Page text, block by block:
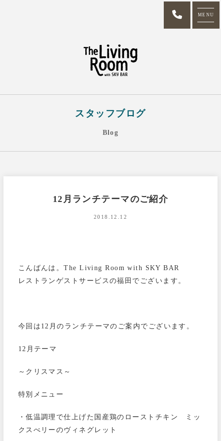
MENU
スタッフブログ
Blog
12月ランチテーマのご紹介
2018.12.12
こんばんは。The Living Room with SKY BAR
レストランゲストサービスの福田でございます。
今回は12月のランチテーマのご案内でございます。
12月テーマ
～クリスマス～
特別メニュー
・低温調理で仕上げた国産鶏のローストチキン ミッ
クスべリーのヴィネグレット